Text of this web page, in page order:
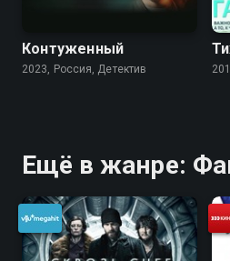
Контуженный
2023, Россия, Детектив
Ещё в жанре: